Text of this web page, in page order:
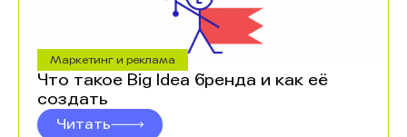
Маркетинг и реклама
Что такое Big Idea бренда и как её
создать
Читать